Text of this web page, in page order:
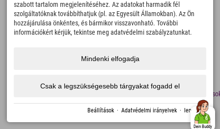
166
Hegyi tavak és
élményfürdők
4.634km
Sí- és snowboardpályák
8.991km 97%
minket
tanúsítványok
Dein Buddy
szabott tartalom megjelenítéséhez. Az adatokat harmadik fél
szolgáltatóknak továbbíthatjuk (pl. az Egyesült Államokban). Az Ön
hozzájárulása önkéntes, és bármikor visszavonható. További
információkért kérjük, tekintse meg adatvédelmi szabályzatunkat.
Mindenki elfogadja
Csak a legszükségesebb tárgyakat fogadd el
Beállítások · Adatvédelmi irányelvek · lenyomat